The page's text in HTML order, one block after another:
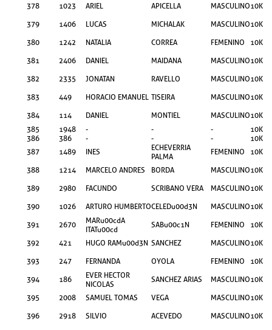
378
1023 ARIEL APICELLA MASCULINO10KM
379
1406 LUCAS MICHALAK MASCULINO10KM
380
1242 NATALIA CORREA FEMENINO
10KM
381
2406 DANIEL MAIDANA MASCULINO10KM
382
2335 JONATAN RAVELLO MASCULINO10KM
383
449 HORACIO EMANUEL TISEIRA MASCULINO10KM
384
114 DANIEL MONTIEL MASCULINO10KM
385
1948 - - -
10KM
386
386 - - -
10KM
387
1489 INES
ECHEVERRIA
PALMA
FEMENINO
10KM
388
1214 MARCELO ANDRES BORDA MASCULINO10KM
389
2980 FACUNDO SCRIBANO VERA MASCULINO10KM
390
1026 ARTURO HUMBERTOCELEDu00d3N MASCULINO10KM
391
2670
MARu00cdA
ITATu00cd
SABu00c1N FEMENINO
10KM
392
421 HUGO RAMu00d3N SANCHEZ MASCULINO10KM
393
247 FERNANDA OYOLA FEMENINO
10KM
394
186
EVER HECTOR
NICOLAS
SANCHEZ ARIAS MASCULINO10KM
395
2008 SAMUEL TOMAS VEGA MASCULINO10KM
396
2918 SILVIO ACEVEDO MASCULINO10KM